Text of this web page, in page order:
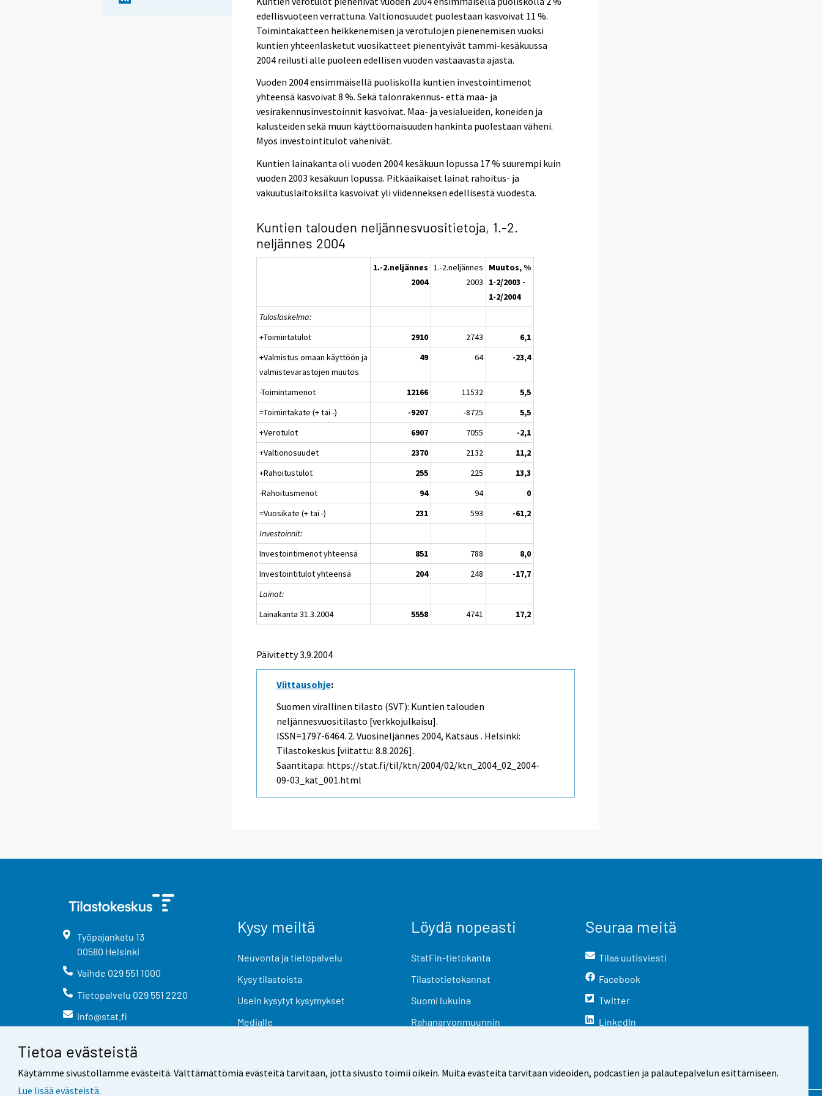
Tietoa evästeistä
Käytämme sivustollamme evästeitä. Välttämättömiä evästeitä tarvitaan, jotta sivusto toimii oikein. Muita evästeitä tarvitaan videoiden, podcastien ja palautepalvelun esittämiseen.
Lue lisää evästeistä.
edellisvuoteen verrattuna. Valtionosuudet puolestaan kasvoivat 11 %.
Toimintakatteen heikkenemisen ja verotulojen pienenemisen vuoksi
kuntien yhteenlasketut vuosikatteet pienentyivät tammi-kesäkuussa
2004 reilusti alle puoleen edellisen vuoden vastaavasta ajasta.
Vuoden 2004 ensimmäisellä puoliskolla kuntien investointimenot
yhteensä kasvoivat 8 %. Sekä talonrakennus- että maa- ja
vesirakennusinvestoinnit kasvoivat. Maa- ja vesialueiden, koneiden ja
kalusteiden sekä muun käyttöomaisuuden hankinta puolestaan väheni.
Myös investointitulot vähenivät.
Kuntien lainakanta oli vuoden 2004 kesäkuun lopussa 17 % suurempi kuin
vuoden 2003 kesäkuun lopussa. Pitkäaikaiset lainat rahoitus- ja
vakuutuslaitoksilta kasvoivat yli viidenneksen edellisestä vuodesta.
Kuntien talouden neljännesvuositietoja, 1.-2.
neljännes 2004
1.-2.neljännes
2004
1.-2.neljännes
2003
Muutos, %
1-2/2003 -
1-2/2004
Tuloslaskelma:
+Toimintatulot
2910 2743
6,1
+Valmistus omaan käyttöön ja
valmistevarastojen muutos
49 64 -23,4
-Toimintamenot 12166 11532
5,5
=Toimintakate (+ tai -)
-9207 -8725
5,5
+Verotulot
6907 7055
-2,1
+Valtionosuudet
2370 2132
11,2
+Rahoitustulot
255 225
13,3
-Rahoitusmenot
94 94
0
=Vuosikate (+ tai -)
231 593
-61,2
Investoinnit:
Investointimenot yhteensä
851 788
8,0
Investointitulot yhteensä
204 248
-17,7
Lainat:
Lainakanta 31.3.2004
5558 4741 17,2
Päivitetty3.9.2004
Viittausohje:
Suomen virallinen tilasto (SVT): Kuntien talouden
neljännesvuositilasto [verkkojulkaisu].
ISSN=1797-6464. 2. Vuosineljännes 2004, Katsaus . Helsinki:
Tilastokeskus [viitattu: 8.8.2026].
Saantitapa: https://stat.fi/til/ktn/2004/02/ktn_2004_02_2004-
09-03_kat_001.html
Työpajankatu 13
00580 Helsinki
Vaihde 029 551 1000
Tietopalvelu 029 551 2220
info@stat.fi
Kysy meiltä
Neuvonta ja tietopalvelu
Kysy tilastoista
Usein kysytyt kysymykset
Medialle
Löydä nopeasti
StatFin-tietokanta
Tilastotietokannat
Suomi lukuina
Rahanarvonmuunnin
Seuraa meitä
Tilaa uutisviesti
Facebook
Twitter
LinkedIn